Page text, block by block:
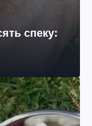
спеку: